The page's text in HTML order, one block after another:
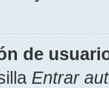
de
Entrar